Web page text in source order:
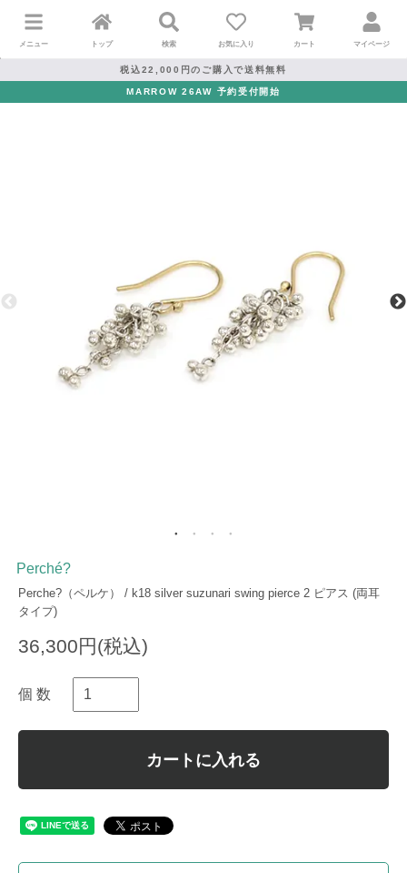
メニュー トップ 検索 お気に入り カート マイページ
税込22,000円のご購入で送料無料
MARROW 26AW 予約受付開始
Perché?
Perche?（ペルケ） / k18 silver suzunari swing pierce 2 ピアス (両耳
タイプ)
36,300円(税込)
個 数
カートに入れる